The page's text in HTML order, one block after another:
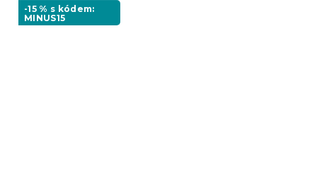
-15 % s kódem:
MINUS15